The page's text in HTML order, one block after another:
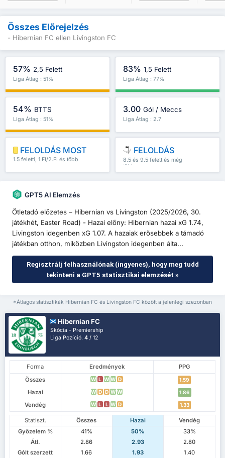
Összes Előrejelzés
- Hibernian FC ellen Livingston FC
57% 2,5 Felett
Liga Átlag : 51%
83% 1,5 Felett
Liga Átlag : 77%
54% BTTS
Liga Átlag : 51%
3.00 Gól / Meccs
Liga Átlag : 2.7
FELOLDÁS MOST
1.5 feletti, 1.FI/2.FI és több
FELOLDÁS
8.5 és 9.5 felett és még
több
GPT5 AI Elemzés
Ötletadó előzetes – Hibernian vs Livingston (2025/2026, 30.
játékhét, Easter Road) - Hazai előny: Hibernian hazai xG 1.74,
Livingston idegenben xG 1.07. A hazaiak erősebbek a támadó
játékban otthon, miközben Livingston idegenben álta...
Regisztrálj felhasználónak (ingyenes), hogy meg tudd
tekinteni a GPT5 statisztikai elemzését »
*Átlagos statisztikák Hibernian FC és Livingston FC között a jelenlegi szezonban
Hibernian FC
Skócia - Premiership
Liga Pozíció.4 / 12
Forma Eredmények
PPG
Összes
W L W W D 1.59
Hazai W D D W W 1.86
Vendég W L L W D 1.33
Statiszt. Összes Hazai
Vendég
Győzelem %
41% 50%
33%
Átl.
2.86 2.93
2.80
Gólt szerzett
1.66 1.93
1.40